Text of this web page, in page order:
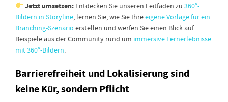
Jetzt umsetzen:Entdecken Sie unseren Leitfaden zu 360°-
Bildern in Storyline, lernen Sie, wie Sie Ihreeigene Vorlage für ein
Branching-Szenario erstellen und werfen Sie einen Blick auf
Beispiele aus der Community rund um immersive Lernerlebnisse
mit 360°-Bildern.
Barrierefreiheit und Lokalisierung sind
keine Kür, sondern Pflicht